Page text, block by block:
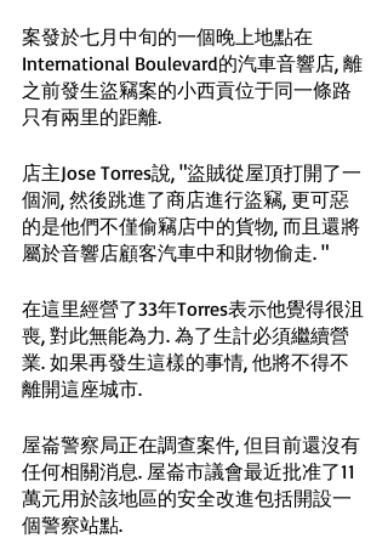
案發於七月中旬的一個晚上地點在
International Boulevard的汽車音響店, 離
之前發生盜竊案的小西貢位于同一條路
只有兩里的距離.
店主Jose Torres說, "盜賊從屋頂打開了一
個洞, 然後跳進了商店進行盜竊, 更可惡
的是他們不僅偷竊店中的貨物, 而且還將
屬於音響店顧客汽車中和財物偷走. "
在這里經營了33年Torres表示他覺得很沮
喪, 對此無能為力. 為了生計必須繼續營
業. 如果再發生這樣的事情, 他將不得不
離開這座城市.
屋崙警察局正在調查案件, 但目前還沒有
任何相關消息. 屋崙市議會最近批准了11
萬元用於該地區的安全改進包括開設一
個警察站點.